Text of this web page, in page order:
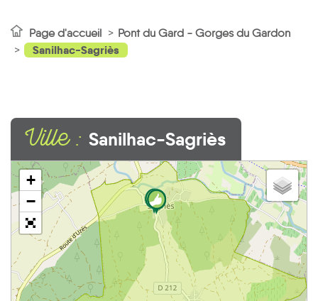
Page d'accueil Pont du Gard - Gorges du Gardon
Sanilhac-Sagriès
Ville : Sanilhac-Sagriès
+
−